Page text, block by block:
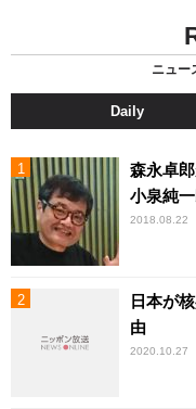
ニュー
Daily
森永卓
小泉純
2018.08.22
日本が
由
2020.10.27